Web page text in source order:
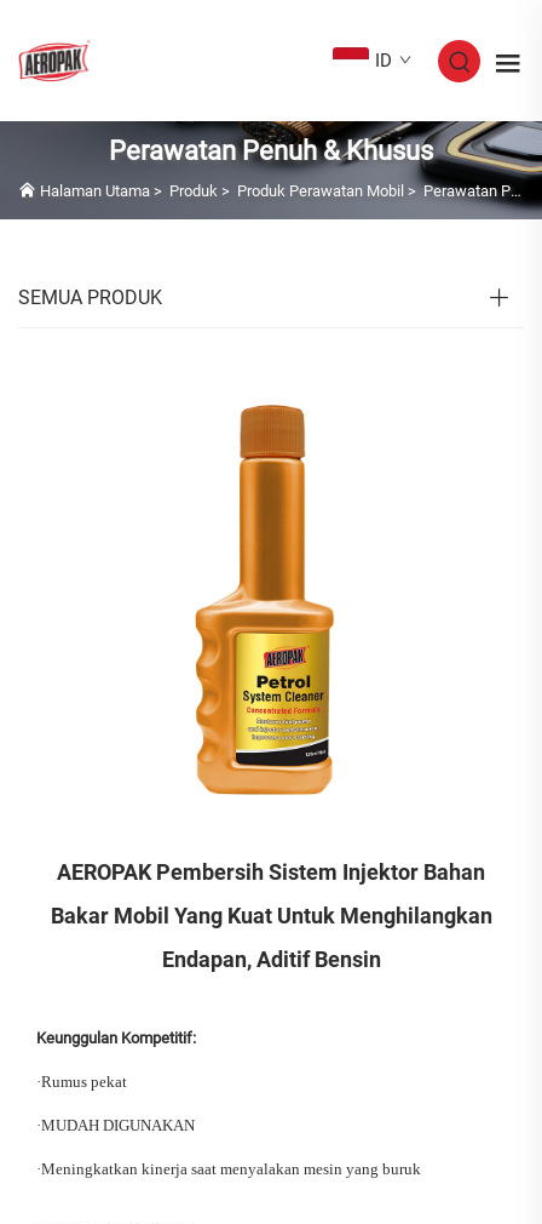
ID
Perawatan Penuh & Khusus
Halaman Utama > Produk > Produk Perawatan Mobil >Perawatan Penuh & Khusus
SEMUA PRODUK
AEROPAK Pembersih Sistem Injektor Bahan
Bakar Mobil Yang Kuat Untuk Menghilangkan
Endapan, Aditif Bensin
Keunggulan Kompetitif:
·Rumus pekat
·MUDAH DIGUNAKAN
·Meningkatkan kinerja saat menyalakan mesin yang buruk